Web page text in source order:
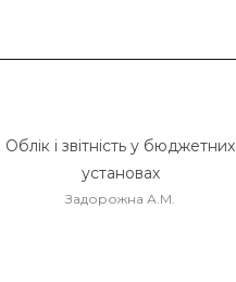
Облік і звітність у бюджетних
установах
Задорожна А.М.